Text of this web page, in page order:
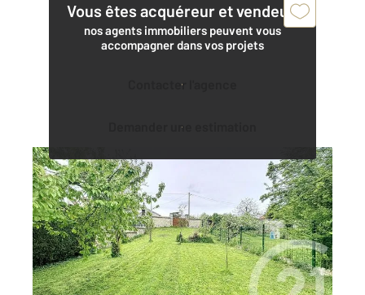
Vous êtes acquéreur et vendeur,
nos agents immobiliers peuvent vous
accompagner dans vos projets
Contacter l'agence
Demander une estimation
MORET SUR LOING 77
402 m2
Ref : 23818
Terrain à vendre
125 000 €